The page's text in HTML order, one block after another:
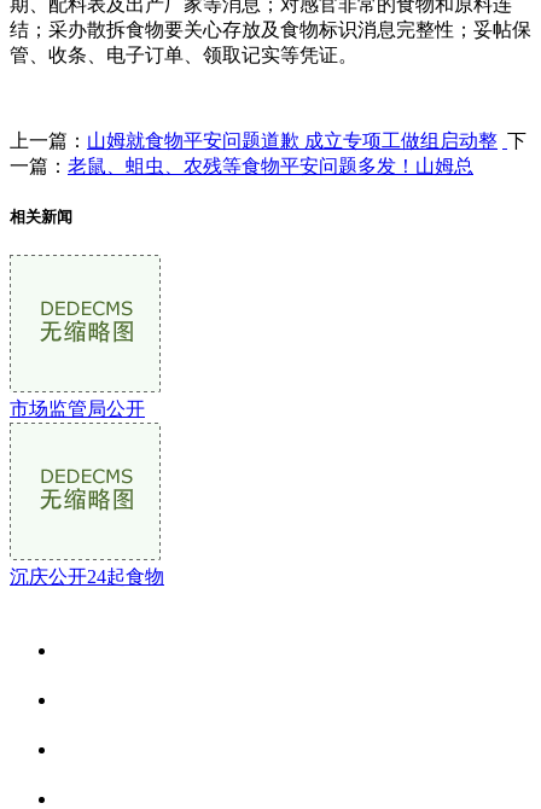
期、配料表及出产厂家等消息；对感官非常的食物和原料连
结；采办散拆食物要关心存放及食物标识消息完整性；妥帖保
管、收条、电子订单、领取记实等凭证。
上一篇： 山姆就食物平安问题道歉 成立专项工做组启动整 下
一篇： 老鼠、蛆虫、农残等食物平安问题多发！山姆总
相关新闻
市场监管局公开
沉庆公开24起食物